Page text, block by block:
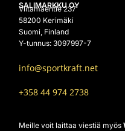
SALIMARKKU OY
Viitamäentie 237
58200 Kerimäki
Suomi, Finland
Y-tunnus: 3097997-7
info@sportkraft.net
+358 44 974 2738
Meille voit laittaa viestiä myös